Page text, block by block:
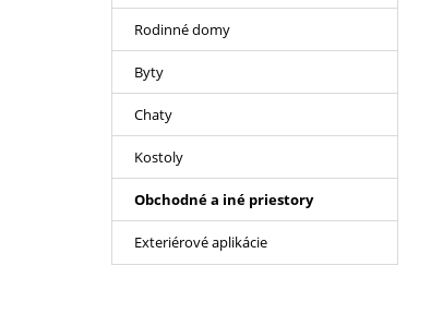
Rodinné domy
Byty
Chaty
Kostoly
Obchodné a iné priestory
Exteriérové aplikácie